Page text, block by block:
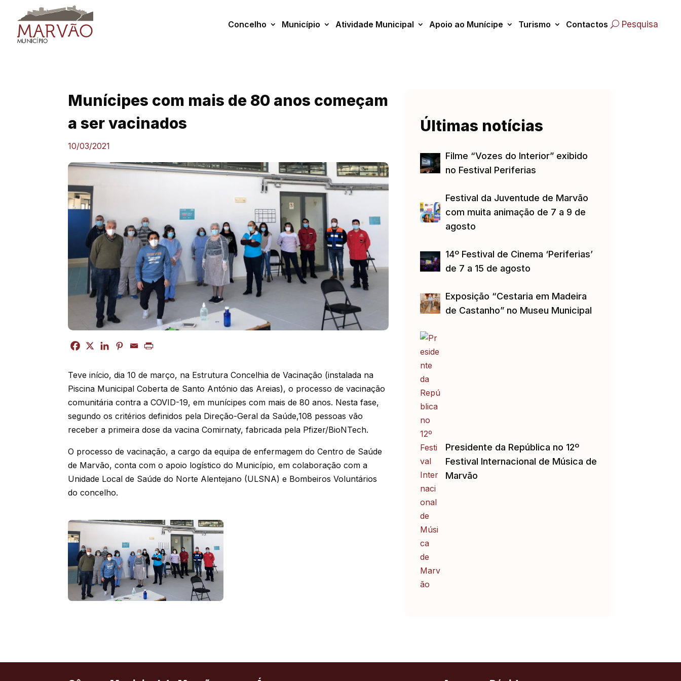
content
Concelho Município Atividade Municipal Apoio ao Munícipe Turismo Contactos Pesquisa
Munícipes com mais de 80 anos começam
a ser vacinados
10/03/2021
Teve início, dia 10 de março, na Estrutura Concelhia de Vacinação (instalada na
Piscina Municipal Coberta de Santo António das Areias), o processo de vacinação
comunitária contra a COVID-19, em munícipes com mais de 80 anos. Nesta fase,
segundo os critérios definidos pela Direção-Geral da Saúde,108 pessoas vão
receber a primeira dose da vacina Comirnaty, fabricada pela Pfizer/BioNTech.
O processo de vacinação, a cargo da equipa de enfermagem do Centro de Saúde
de Marvão, conta com o apoio logístico do Município, em colaboração com a
Unidade Local de Saúde do Norte Alentejano (ULSNA) e Bombeiros Voluntários
do concelho.
Últimas notícias
Filme “Vozes do Interior” exibido
no Festival Periferias
Festival da Juventude de Marvão
com muita animação de 7 a 9 de
agosto
14º Festival de Cinema ‘Periferias’
de 7 a 15 de agosto
Exposição “Cestaria em Madeira
de Castanho” no Museu Municipal
Presidente da República no 12º
Festival Internacional de Música de
Marvão